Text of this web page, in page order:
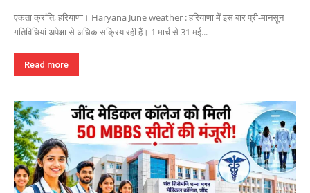
एकता क्रांति, हरियाणा। Haryana June weather : हरियाणा में इस बार प्री-मानसून
गतिविधियां अपेक्षा से अधिक सक्रिय रही हैं। 1 मार्च से 31 मई...
Read more